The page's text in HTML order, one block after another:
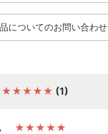
についてのお問い合わせ
★★★★★ (1)
★★★★★